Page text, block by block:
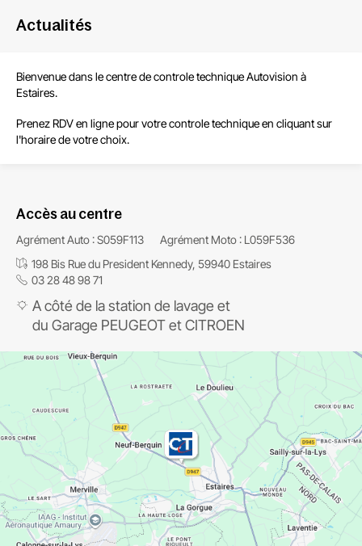
Actualités
Bienvenue dans le centre decontrole technique Autovision à
Estaires.
Prenez RDV en ligne pour votre controle technique en cliquant sur
l'horaire de votre choix.
Accès au centre
Agrément Auto : S059F113
Agrément Moto : L059F536
198 Bis Rue du President Kennedy, 59940 Estaires
03 28 48 98 71
A côté de la station de lavage et
du Garage PEUGEOT et CITROEN